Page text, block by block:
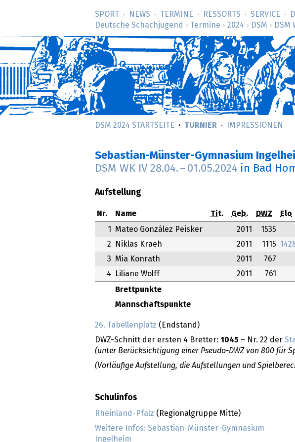
SPORT NEWS TERMINE RESSORTS SERVICE
Deutsche Schachjugend
> Termine > 2024 > DSM > DSM
DSM 2024 STARTSEITE TURNIER IMPRESSIONEN
Sebastian-Münster-Gymnasium
DSM WK IV 28.04. – 01.05.2024 in Bad
Aufstellung
Nr. Name Tit. Geb. DWZ Elo
Brettpunkte
Mannschaftspunkte
1 Mateo González Peisker 2011 1535
2
Niklas Kraeh 2011 1115
3
Mia Konrath 2011 767
4
Liliane Wolff 2011 761
26. Tabellenplatz (Endstand)
DWZ-Schnitt der ersten 4 Bretter: 1045 – Nr. 22 der
(unter Berücksichtigung einer Pseudo-DWZ von 800 für
(Vorläufige Aufstellung, die Aufstellungen und
Schulinfos
Rheinland-Pfalz (Regionalgruppe Mitte)
Weitere Infos: Sebastian-Münster-Gymnasium
Ingelheim